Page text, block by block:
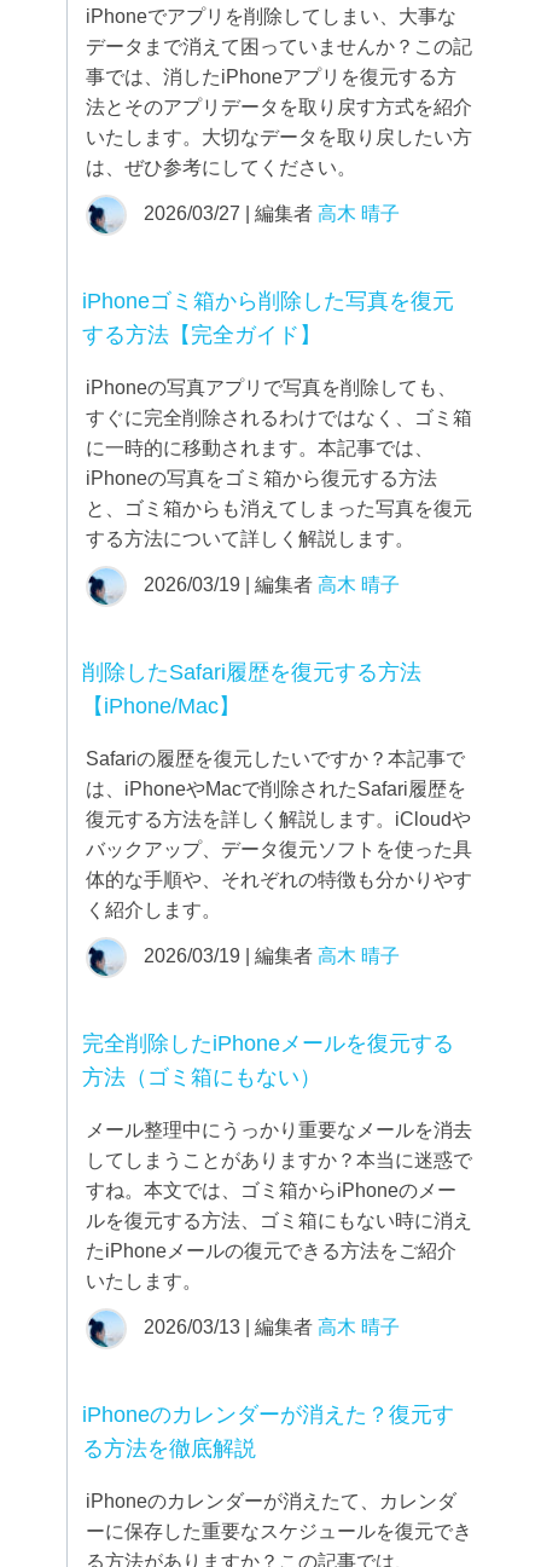
iPhoneでアプリを削除してしまい、大事な
データまで消えて困っていませんか？この記
事では、消したiPhoneアプリを復元する方
法とそのアプリデータを取り戻す方式を紹介
いたします。大切なデータを取り戻したい方
は、ぜひ参考にしてください。
2026/03/27 | 編集者 高木 晴子
iPhoneゴミ箱から削除した写真を復元
する方法【完全ガイド】
iPhoneの写真アプリで写真を削除しても、
すぐに完全削除されるわけではなく、ゴミ箱
に一時的に移動されます。本記事では、
iPhoneの写真をゴミ箱から復元する方法
と、ゴミ箱からも消えてしまった写真を復元
する方法について詳しく解説します。
2026/03/19 | 編集者 高木 晴子
削除したSafari履歴を復元する方法
【iPhone/Mac】
Safariの履歴を復元したいですか？本記事で
は、iPhoneやMacで削除されたSafari履歴を
復元する方法を詳しく解説します。iCloudや
バックアップ、データ復元ソフトを使った具
体的な手順や、それぞれの特徴も分かりやす
く紹介します。
2026/03/19 | 編集者 高木 晴子
完全削除したiPhoneメールを復元する
方法（ゴミ箱にもない）
メール整理中にうっかり重要なメールを消去
してしまうことがありますか？本当に迷惑で
すね。本文では、ゴミ箱からiPhoneのメー
ルを復元する方法、ゴミ箱にもない時に消え
たiPhoneメールの復元できる方法をご紹介
いたします。
2026/03/13 | 編集者 高木 晴子
iPhoneのカレンダーが消えた？復元す
る方法を徹底解説
iPhoneのカレンダーが消えたて、カレンダ
ーに保存した重要なスケジュールを復元でき
る方法がありますか？この記事では、